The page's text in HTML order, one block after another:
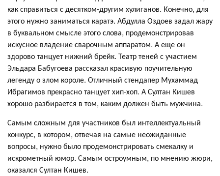
как справиться с десятком-другим хулиганов. Конечно, для
этого нужно заниматься каратэ. Абдулла Оздоев задал жару
в буквальном смысле этого слова, продемонстрировав
искусное владение сварочным аппаратом. А еще он
здорово танцует нижний брейк. Театр теней с участием
Эльдара Бабугоева рассказал красивую поучительную
легенду о злом короле. Отличный стендапер Мухаммад
Ибрагимов прекрасно танцует хип-хоп. А Султан Кишев
хорошо разбирается в том, каким должен быть мужчина.
Самым сложным для участников был интеллектуальный
конкурс, в котором, отвечая на самые неожиданные
вопросы, нужно было продемонстрировать смекалку и
искрометный юмор. Самым остроумным, по мнению жюри,
оказался Султан Кишев.